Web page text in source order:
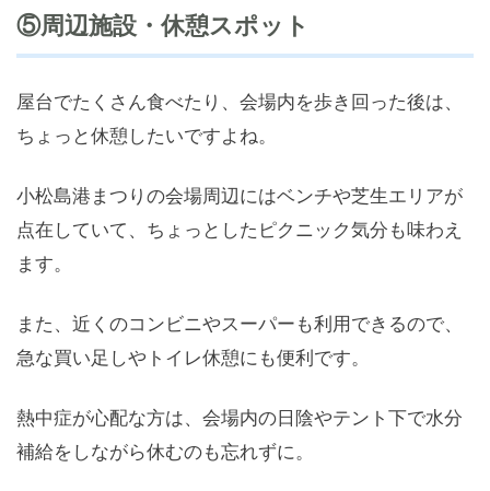
⑤周辺施設・休憩スポット
屋台でたくさん食べたり、会場内を歩き回った後は、
ちょっと休憩したいですよね。
小松島港まつりの会場周辺にはベンチや芝生エリアが
点在していて、ちょっとしたピクニック気分も味わえ
ます。
また、近くのコンビニやスーパーも利用できるので、
急な買い足しやトイレ休憩にも便利です。
熱中症が心配な方は、会場内の日陰やテント下で水分
補給をしながら休むのも忘れずに。